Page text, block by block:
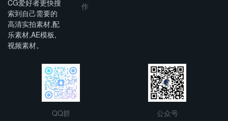
CG爱好者更快搜
索到自己需要的
高清实拍素材,配
乐素材,AE模板,
视频素材。
作
QQ群 公众号